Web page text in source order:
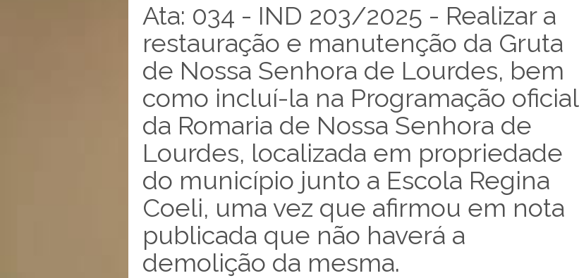
Ata: 034 - IND 203/2025 - Realizar a
restauração e manutenção da Gruta
de Nossa Senhora de Lourdes, bem
como incluí-la na Programação oficial
da Romaria de Nossa Senhora de
Lourdes, localizada em propriedade
do município junto a Escola Regina
Coeli, uma vez que afirmou em nota
publicada que não haverá a
demolição da mesma.